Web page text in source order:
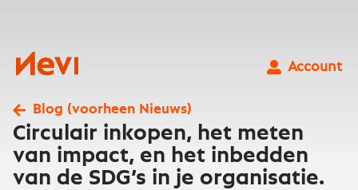
Nevi
Account
Blog (voorheen Nieuws)
Circulair inkopen, het meten
van impact, en het inbedden
van de SDG’s in je organisatie.